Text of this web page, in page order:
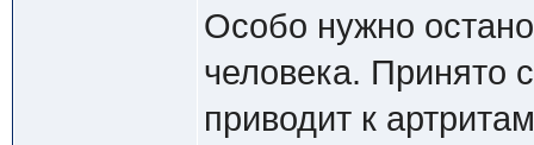
Особо нужно
человека. Принято
приводит к